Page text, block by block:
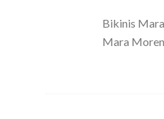
Bikinis
Mara